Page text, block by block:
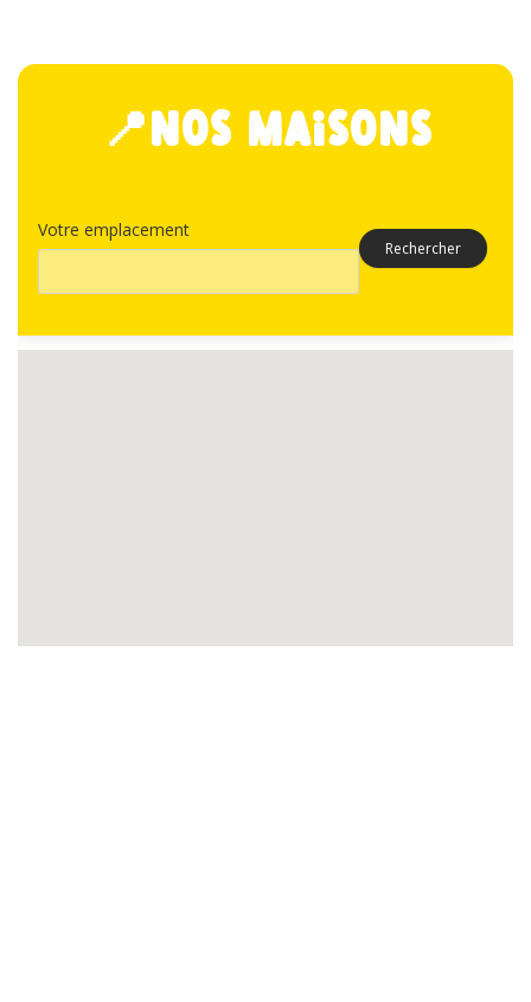
📍Nos maisons
Votre emplacement